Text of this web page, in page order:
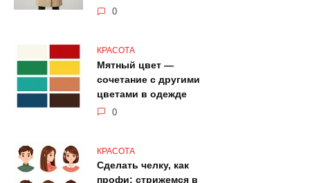
0
КРАСОТА
Мятный цвет —
сочетание с другими
цветами в одежде
0
КРАСОТА
Сделать челку, как
профи: стрижемся в